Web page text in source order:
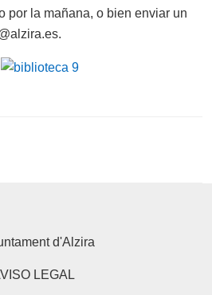
por la mañana, o bien enviar un
d'Alzira
LEGAL